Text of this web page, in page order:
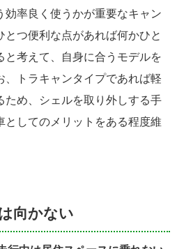
効率良く使うかが重要なキャン
とつ便利な点があれば何かひと
と考えて、自身に合うモデルを
、トラキャンタイプであれば軽
ため、シェルを取り外しする手
としてのメリットをある程度維
向かない